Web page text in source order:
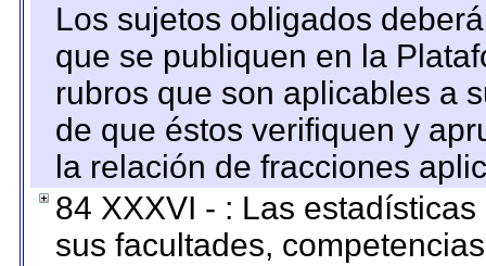
Los sujetos obligados
que se publiquen en la
rubros que son aplicables a
de que éstos verifiquen y
la relación de fracciones
84 XXXVI - : Las
sus facultades,